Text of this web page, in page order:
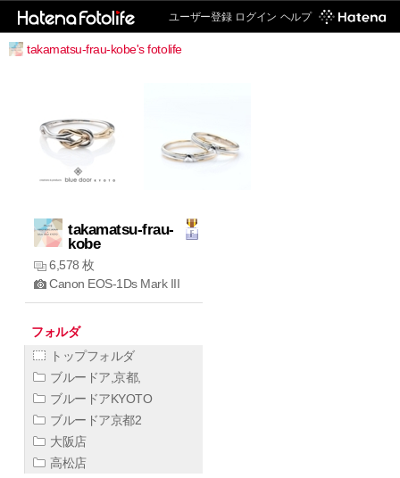
ユーザー登録 ログイン ヘルプ
takamatsu-frau-kobe's fotolife
takamatsu-frau-
kobe
6,578 枚
Canon EOS-1Ds Mark III
フォルダ
トップフォルダ
ブルードア,京都,
ブルードアKYOTO
ブルードア京都2
大阪店
高松店